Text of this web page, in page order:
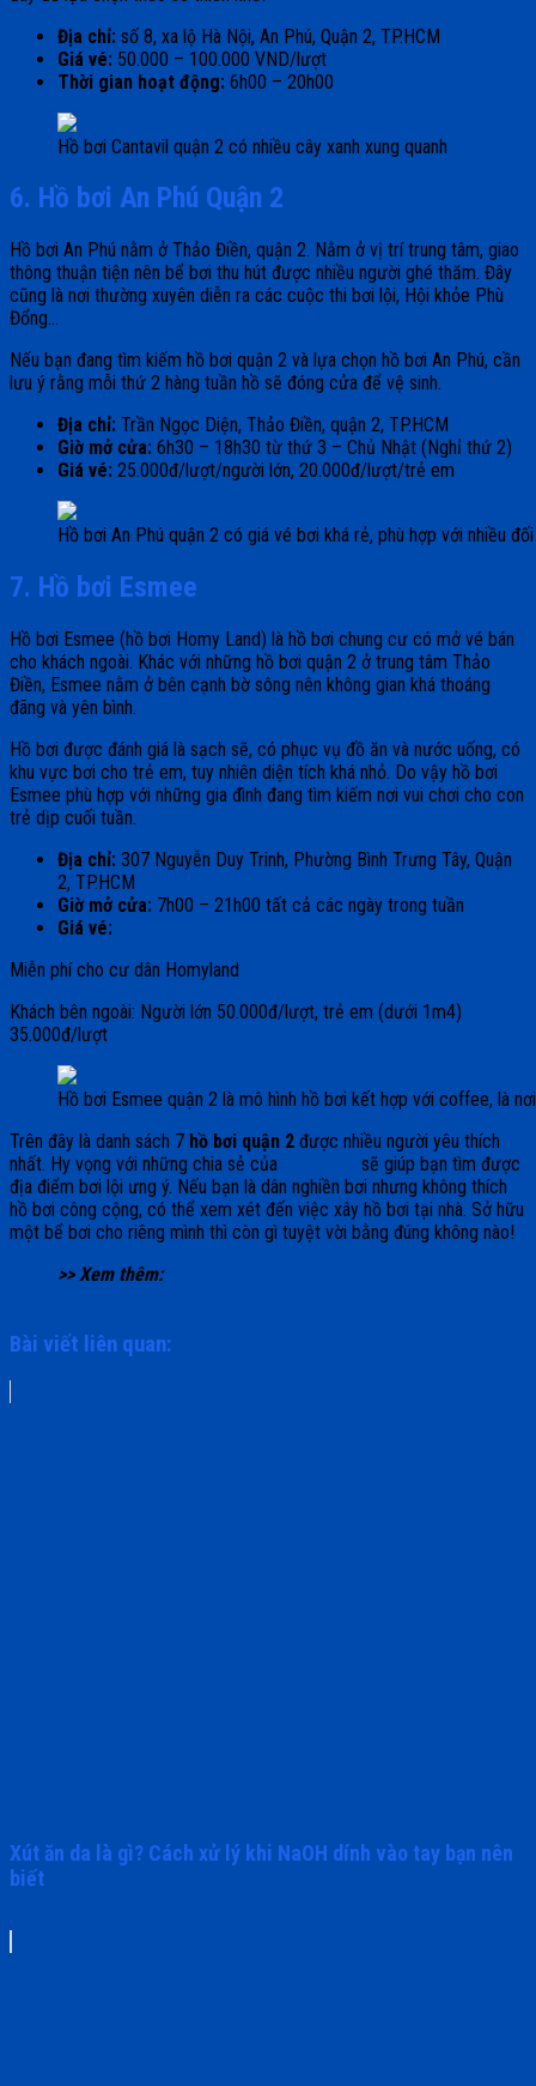
Địa chỉ: số 8, xa lộ Hà Nội, An Phú, Quận 2, TP.HCM
Giá vé: 50.000 – 100.000 VND/lượt
Thời gian hoạt động: 6h00 – 20h00
Hồ bơi Cantavil quận 2 có nhiều cây xanh xung quanh
6. Hồ bơi An Phú Quận 2
Hồ bơi An Phú nằm ở Thảo Điền, quận 2. Nằm ở vị trí trung tâm, giao
thông thuận tiện nên bể bơi thu hút được nhiều người ghé thăm. Đây
cũng là nơi thường xuyên diễn ra các cuộc thi bơi lội, Hội khỏe Phù
Đổng…
Nếu bạn đang tìm kiếm hồ bơi quận 2 và lựa chọn hồ bơi An Phú, cần
lưu ý rằng mỗi thứ 2 hàng tuần hồ sẽ đóng cửa để vệ sinh.
Địa chỉ: Trần Ngọc Diện, Thảo Điền, quận 2, TP.HCM
Giờ mở cửa: 6h30 – 18h30 từ thứ 3 – Chủ Nhật (Nghỉ thứ 2)
Giá vé: 25.000đ/lượt/người lớn, 20.000đ/lượt/trẻ em
Hồ bơi An Phú quận 2 có giá vé bơi khá rẻ, phù hợp với nhiều
7. Hồ bơi Esmee
Hồ bơi Esmee (hồ bơi Homy Land) là hồ bơi chung cư có mở vé bán
cho khách ngoài. Khác với những hồ bơi quận 2 ở trung tâm Thảo
Điền, Esmee nằm ở bên cạnh bờ sông nên không gian khá thoáng
đãng và yên bình.
Hồ bơi được đánh giá là sạch sẽ, có phục vụ đồ ăn và nước uống, có
khu vực bơi cho trẻ em, tuy nhiên diện tích khá nhỏ. Do vậy hồ bơi
Esmee phù hợp với những gia đình đang tìm kiếm nơi vui chơi cho con
trẻ dịp cuối tuần.
Địa chỉ: 307 Nguyễn Duy Trinh, Phường Bình Trưng Tây, Quận
2, TP.HCM
Giờ mở cửa: 7h00 – 21h00 tất cả các ngày trong tuần
Giá vé:
Miễn phí cho cư dân Homyland
Khách bên ngoài: Người lớn 50.000đ/lượt, trẻ em (dưới 1m4)
35.000đ/lượt
Hồ bơi Esmee quận 2 là mô hình hồ bơi kết hợp với coffee, là
Trên đây là danh sách 7 hồ bơi quận 2 được nhiều người yêu thích
nhất. Hy vọng với những chia sẻ của
sẽ giúp bạn tìm được
địa điểm bơi lội ưng ý. Nếu bạn là dân nghiền bơi nhưng không thích
hồ bơi công cộng, có thể xem xét đến việc xây hồ bơi tại nhà. Sở hữu
một bể bơi cho riêng mình thì còn gì tuyệt vời bằng đúng không nào!
>> Xem thêm:
Bài viết liên quan:
Xút ăn da là gì? Cách xử lý khi NaOH dính vào tay bạn nên
biết